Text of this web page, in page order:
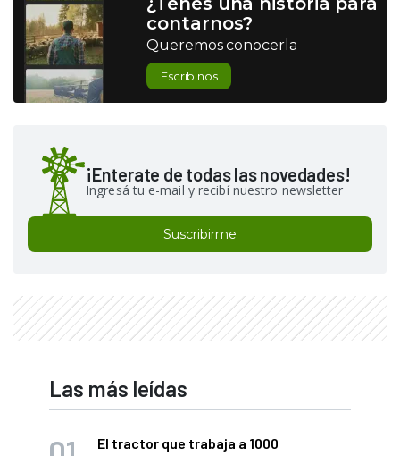
contarnos?
Queremos conocerla
Escribinos
¡Enterate de todas las novedades!
Ingresá tu e-mail y recibí nuestro newsletter
Suscribirme
Las más leídas
El tractor que trabaja a 1000